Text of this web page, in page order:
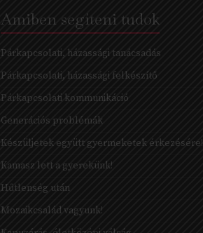
Amiben segíteni tudok
Párkapcsolati, házassági tanácsadás
Párkapcsolati, házassági felkészítő
Párkapcsolati kommunikáció
Generációs problémák
Készüljetek együtt gyermeketek érkezésére!
Kamasz lett a gyerekünk!
Hűtlenség után
Mozaikcsalád vagyunk!